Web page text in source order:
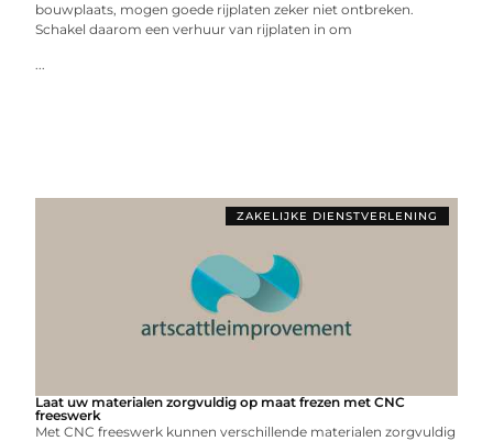
bouwplaats, mogen goede rijplaten zeker niet ontbreken.
Schakel daarom een verhuur van rijplaten in om
...
ZAKELIJKE DIENSTVERLENING
Laat uw materialen zorgvuldig op maat frezen met CNC
freeswerk
Met CNC freeswerk kunnen verschillende materialen zorgvuldig